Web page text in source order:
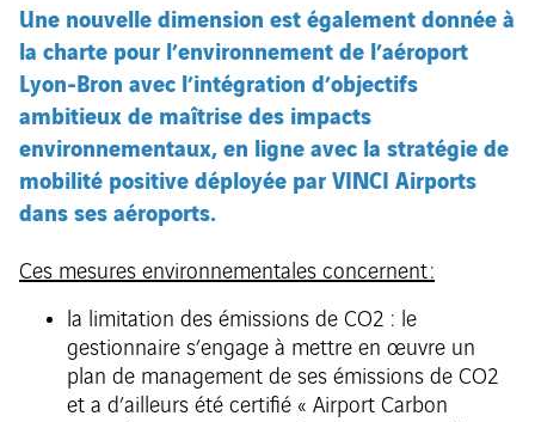
Une nouvelle dimension est également donnée à
la charte pour l’environnement de l’aéroport
Lyon-Bron avec l’intégration d’objectifs
ambitieux de maîtrise des impacts
environnementaux, en ligne avec la stratégie de
mobilité positive déployée par VINCI Airports
dans ses aéroports.
Ces mesures environnementales concernent :
la limitation des émissions de CO2 : le
gestionnaire s’engage à mettre en œuvre un
plan de management de ses émissions de CO2
et a d’ailleurs été certifié « Airport Carbon